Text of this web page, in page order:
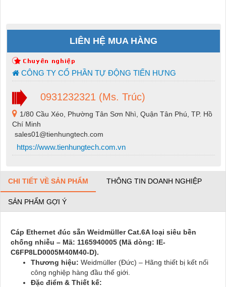
LIÊN HỆ MUA HÀNG
CÔNG TY CỔ PHẦN TỰ ĐỘNG TIẾN HƯNG
0931232321 (Ms. Trúc)
1/80 Cầu Xéo, Phường Tân Sơn Nhì, Quận Tân Phú, TP. Hồ
Chí Minh
sales01@tienhungtech.com
https://www.tienhungtech.com.vn
CHI TIẾT VỀ SẢN PHẨM THÔNG TIN DOANH NGHIỆP
SẢN PHẨM GỢI Ý
Cáp Ethernet đúc sẵn Weidmüller Cat.6A loại siêu bền
chống nhiễu – Mã: 1165940005 (Mã dòng: IE-
C6FP8LD0005M40M40-D).
Thương hiệu: Weidmüller (Đức) – Hãng thiết bị kết nối
công nghiệp hàng đầu thế giới.
Đặc điểm & Thiết kế: